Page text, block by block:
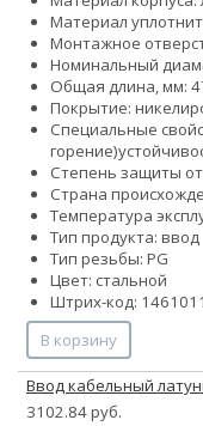
Материал
Монтажное
Номинальный
Общая длина, мм:
Покрытие:
Специальные
горение)
Степень защиты от
Страна
Температура
Тип продукта: ввод
Тип резьбы: PG
Цвет: стальной
Штрих-код:
В корзину
Ввод кабельный
3102.84 руб.